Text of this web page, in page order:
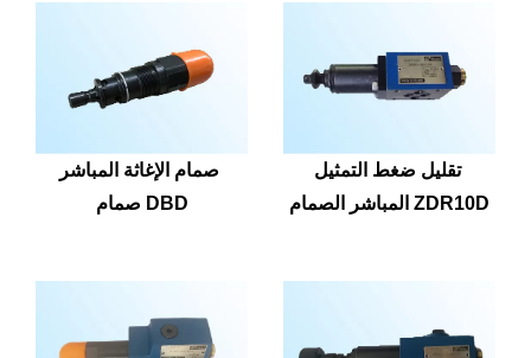
صمام الإغاثة المباشر
صمام DBD
تقليل ضغط التمثيل
المباشر الصمام ZDR10D